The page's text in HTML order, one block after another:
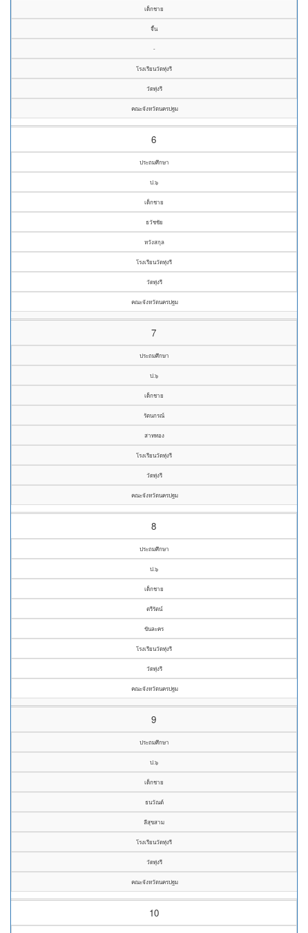
เด็กชาย
จื้น
-
โรงเรียนวัดทุ่งรี
วัดทุ่งรี
คณะจังหวัดนครปฐม
6
ประถมศึกษา
ป.๖
เด็กชาย
ธวัชชัย
หวังสกุล
โรงเรียนวัดทุ่งรี
วัดทุ่งรี
คณะจังหวัดนครปฐม
7
ประถมศึกษา
ป.๖
เด็กชาย
รัตนกรณ์
สาททอง
โรงเรียนวัดทุ่งรี
วัดทุ่งรี
คณะจังหวัดนครปฐม
8
ประถมศึกษา
ป.๖
เด็กชาย
ตรีรัตน์
ขันละคร
โรงเรียนวัดทุ่งรี
วัดทุ่งรี
คณะจังหวัดนครปฐม
9
ประถมศึกษา
ป.๖
เด็กชาย
ธนวัณต์
ลีสุขสาม
โรงเรียนวัดทุ่งรี
วัดทุ่งรี
คณะจังหวัดนครปฐม
10